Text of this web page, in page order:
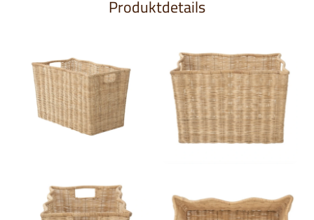
Produktdetails